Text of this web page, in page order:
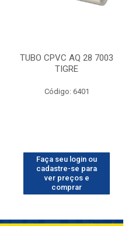
TUBO CPVC AQ 28 7003
TIGRE
Código: 6401
Faça seu login ou
cadastre-se para
ver preços e
comprar